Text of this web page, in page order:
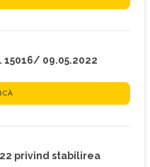
15016/ 09.05.2022
privind stabilirea